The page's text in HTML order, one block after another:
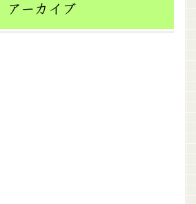
アーカイブ